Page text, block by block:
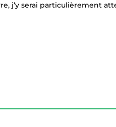
j’y serai particulièrement